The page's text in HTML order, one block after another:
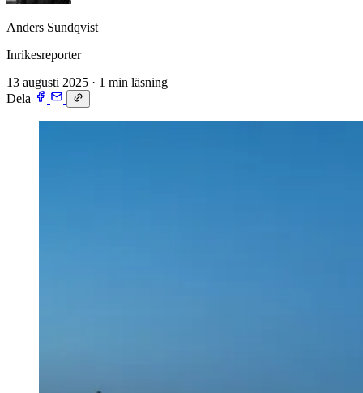
Anders Sundqvist
Inrikesreporter
13 augusti 2025 · 1 min läsning
Dela